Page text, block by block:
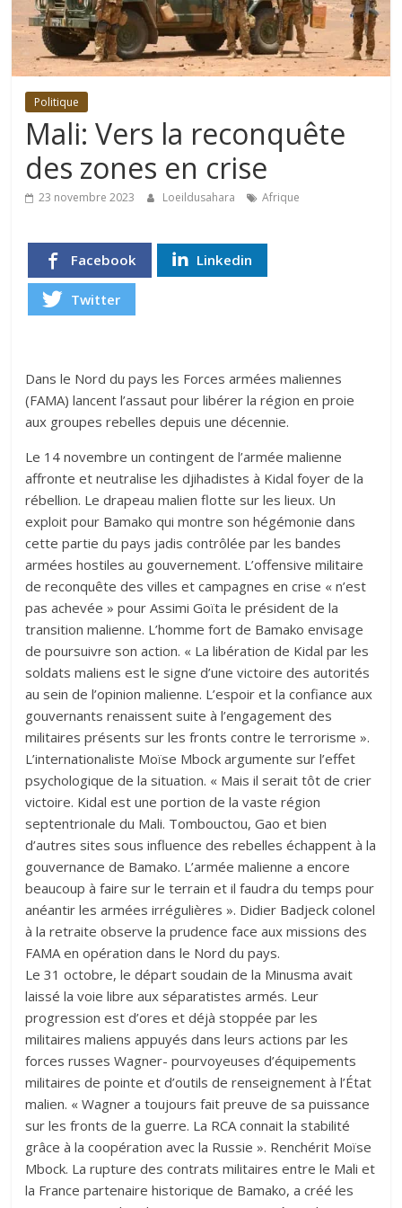
Politique
Mali: Vers la reconquête
des zones en crise
23 novembre 2023 Loeildusahara Afrique
Facebook Linkedin
Twitter
Dans le Nord du pays les Forces armées maliennes
(FAMA) lancent l’assaut pour libérer la région en proie
aux groupes rebelles depuis une décennie.
Le 14 novembre un contingent de l’armée malienne
affronte et neutralise les djihadistes à Kidal foyer de la
rébellion. Le drapeau malien flotte sur les lieux. Un
exploit pour Bamako qui montre son hégémonie dans
cette partie du pays jadis contrôlée par les bandes
armées hostiles au gouvernement. L’offensive militaire
de reconquête des villes et campagnes en crise « n’est
pas achevée » pour Assimi Goïta le président de la
transition malienne. L’homme fort de Bamako envisage
de poursuivre son action. « La libération de Kidal par les
soldats maliens est le signe d’une victoire des autorités
au sein de l’opinion malienne. L’espoir et la confiance aux
gouvernants renaissent suite à l’engagement des
militaires présents sur les fronts contre le terrorisme ».
L’internationaliste Moïse Mbock argumente sur l’effet
psychologique de la situation. « Mais il serait tôt de crier
victoire. Kidal est une portion de la vaste région
septentrionale du Mali. Tombouctou, Gao et bien
d’autres sites sous influence des rebelles échappent à la
gouvernance de Bamako. L’armée malienne a encore
beaucoup à faire sur le terrain et il faudra du temps pour
anéantir les armées irrégulières ». Didier Badjeck colonel
à la retraite observe la prudence face aux missions des
FAMA en opération dans le Nord du pays.
Le 31 octobre, le départ soudain de la Minusma avait
laissé la voie libre aux séparatistes armés. Leur
progression est d’ores et déjà stoppée par les
militaires maliens appuyés dans leurs actions par les
forces russes Wagner- pourvoyeuses d’équipements
militaires de pointe et d’outils de renseignement à l’État
malien. « Wagner a toujours fait preuve de sa puissance
sur les fronts de la guerre. La RCA connait la stabilité
grâce à la coopération avec la Russie ». Renchérit Moïse
Mbock. La rupture des contrats militaires entre le Mali et
la France partenaire historique de Bamako, a créé les